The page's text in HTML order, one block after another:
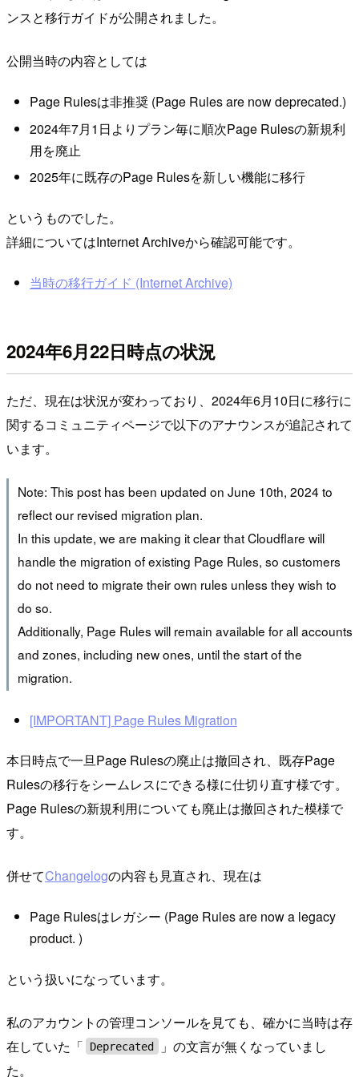
ンスと移行ガイドが公開されました。
公開当時の内容としては
Page Rulesは非推奨 (Page Rules are now deprecated.)
2024年7月1日よりプラン毎に順次Page Rulesの新規利
用を廃止
2025年に既存のPage Rulesを新しい機能に移行
というものでした。
詳細についてはInternet Archiveから確認可能です。
当時の移行ガイド (Internet Archive)
2024年6月22日時点の状況
ただ、現在は状況が変わっており、2024年6月10日に移行に
関するコミュニティページで以下のアナウンスが追記されて
います。
Note: This post has been updated on June 10th, 2024 to
reflect our revised migration plan.
In this update, we are making it clear that Cloudflare will
handle the migration of existing Page Rules, so customers
do not need to migrate their own rules unless they wish to
do so.
Additionally, Page Rules will remain available for all accounts
and zones, including new ones, until the start of the
migration.
[IMPORTANT] Page Rules Migration
本日時点で一旦Page Rulesの廃止は撤回され、既存Page
Rulesの移行をシームレスにできる様に仕切り直す様です。
Page Rulesの新規利用についても廃止は撤回された模様で
す。
併せてChangelogの内容も見直され、現在は
Page Rulesはレガシー (Page Rules are now a legacy
product. )
という扱いになっています。
私のアカウントの管理コンソールを見ても、確かに当時は存
在していた「
Deprecated
」の文言が無くなっていまし
た。